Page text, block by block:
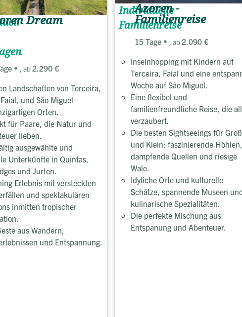
Dream
, ab2.290 €
Landschaften von Terceira,
und São Miguel
Orten.
für Paare, die Natur und
lieben.
ausgewählte und
Unterkünfte in Quintas,
und Jurten.
Erlebnis mit versteckten
und spektakulären
inmitten tropischer
aus Wandern,
und Entspannung.
Individuelle
Familienreise
Azoren -
Familienreise
15 Tage , ab2.090 €
Inselnhopping mit Kindern auf
Terceira, Faial und eine
Woche auf São Miguel.
Eine flexibel und
familienfreundliche Reise, die
verzaubert.
Die besten Sightseeings für Groß
und Klein: faszinierende Höhlen,
dampfende Quellen und riesige
Wale.
Idyliche Orte und kulturelle
Schätze, spannende Museen
kulinarische Spezialitäten.
Die perfekte Mischung aus
Entspanung und Abenteuer.